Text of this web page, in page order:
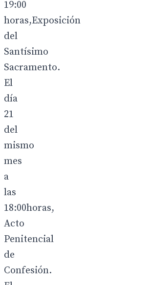
19:00
horas,Exposición
del
Santísimo
Sacramento.
El
día
21
del
mismo
mes
a
las
18:00horas,
Acto
Penitencial
de
Confesión.